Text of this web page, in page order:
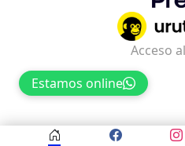
Estamos online
Acceso